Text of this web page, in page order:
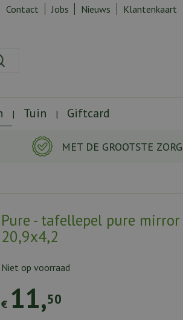
MET DE GROOTSTE
Contact Jobs Nieuws Klantenkaart
Tuin Giftcard
Pure - tafellepel pure
20,9x4,2
€ 11,50
Niet op voorraad